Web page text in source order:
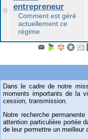
entrepreneur
Comment est géré
actuellement ce
régime
Dans le cadre de notre
moments importants de la
cession, transmission.
Notre recherche
attention particulière portée
de leur permettre un meilleur